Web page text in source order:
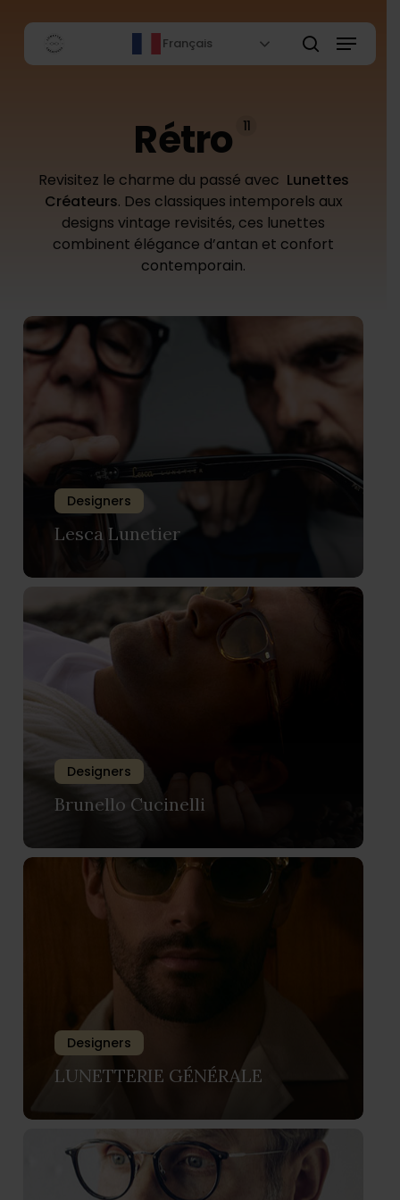
Français
rechercher
Menu
Rétro 11
Revisitez le charme du passé avec Lunettes
Créateurs. Des classiques intemporels aux
designs vintage revisités, ces lunettes
combinent élégance d’antan et confort
contemporain.
Designers
Lesca Lunetier
Designers
Brunello Cucinelli
Designers
LUNETTERIE GÉNÉRALE